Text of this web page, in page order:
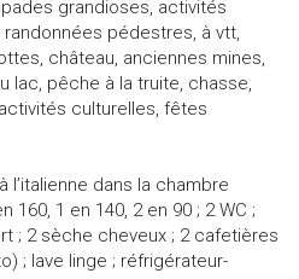
grandioses, activités
pédestres, à vtt,
château, anciennes mines,
lac, pêche à la truite, chasse,
culturelles, fêtes
l’italienne dans la chambre
160, 1 en 140, 2 en 90 ; 2 WC ;
; 2 sèche cheveux ; 2 cafetières
; lave linge ; réfrigérateur-